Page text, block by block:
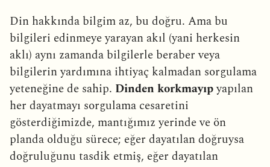
Din hakkında bilgim az, bu doğru. Ama bu
bilgileri edinmeye yarayan akıl (yani herkesin
aklı) aynı zamanda bilgilerle beraber veya
bilgilerin yardımına ihtiyaç kalmadan sorgulama
yeteneğine de sahip. Dinden korkmayıpyapılan
her dayatmayı sorgulama cesaretini
gösterdiğimizde, mantığımız yerinde ve ön
planda olduğu sürece; eğer dayatılan doğruysa
doğruluğunu tasdik etmiş, eğer dayatılan